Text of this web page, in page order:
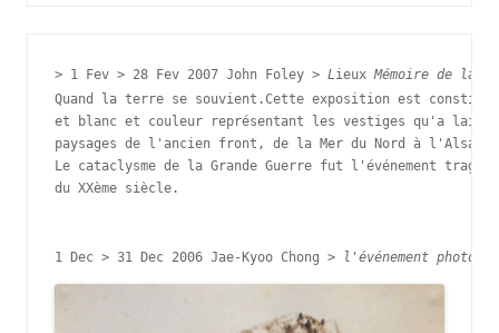
> 1 Fev > 28 Fev 2007 John Foley > Lieux Mémoire de la
Quand la terre se souvient.Cette exposition est
et blanc et couleur représentant les vestiges qu'a
paysages de l'ancien front, de la Mer du Nord à l'Alsace.
Le cataclysme de la Grande Guerre fut l'événement
du XXème siècle.
1 Dec > 31 Dec 2006 Jae-Kyoo Chong > l'événement